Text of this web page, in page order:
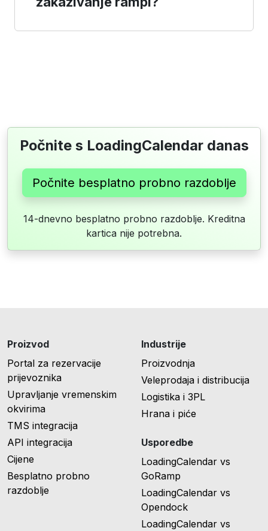
Počnite s LoadingCalendar danas
Počnite besplatno probno razdoblje
14-dnevno besplatno probno razdoblje. Kreditna
kartica nije potrebna.
Proizvod
Portal za rezervacije
prijevoznika
Upravljanje vremenskim
okvirima
TMS integracija
API integracija
Cijene
Besplatno probno
razdoblje
Industrije
Proizvodnja
Veleprodaja i distribucija
Logistika i 3PL
Hrana i piće
Usporedbe
LoadingCalendar vs
GoRamp
LoadingCalendar vs
Opendock
LoadingCalendar vs